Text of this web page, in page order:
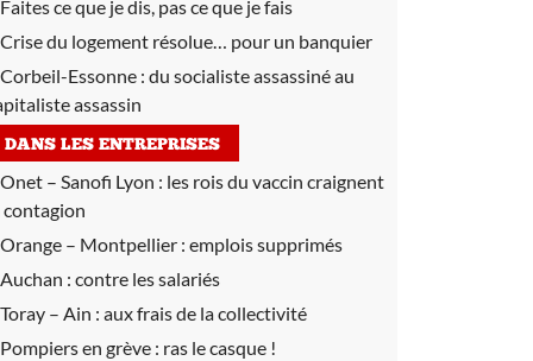
Faites ce que je dis, pas ce que je fais
Crise du logement résolue… pour un banquier
Corbeil-Essonne : du socialiste assassiné au
assassin
DANS LES ENTREPRISES
Onet – Sanofi Lyon : les rois du vaccin craignent
contagion
Orange – Montpellier : emplois supprimés
Auchan : contre les salariés
Toray – Ain : aux frais de la collectivité
Pompiers en grève : ras le casque !